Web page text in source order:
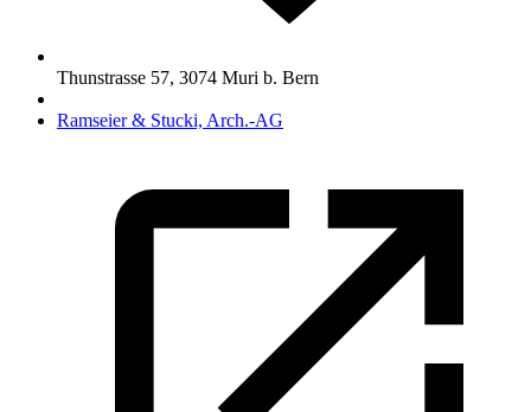
Thunstrasse 57, 3074 Muri b. Bern
Ramseier & Stucki, Arch.-AG